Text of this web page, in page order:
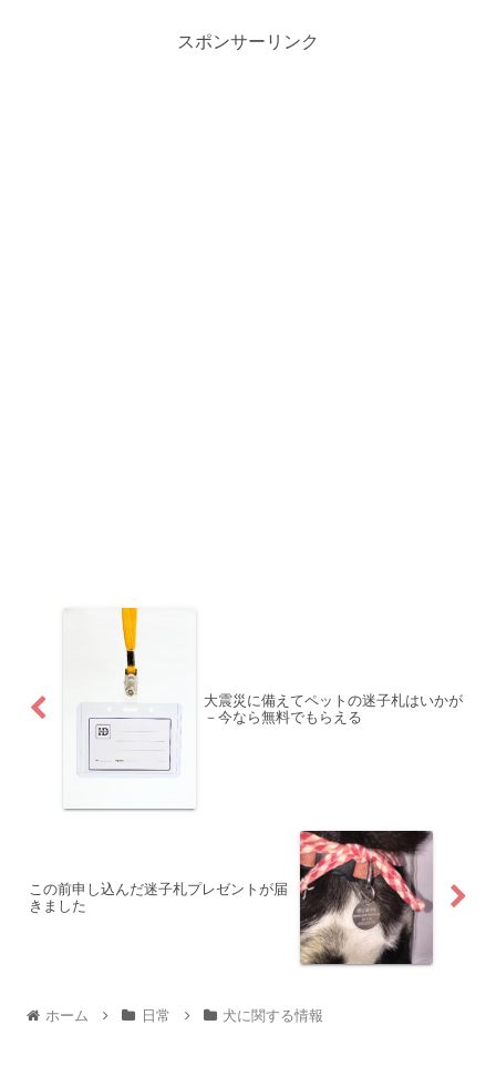
スポンサーリンク
大震災に備えてペットの迷子札はいかが
－今なら無料でもらえる
この前申し込んだ迷子札プレゼントが届
きました
ホーム 日常 犬に関する情報